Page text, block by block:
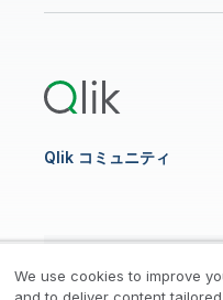
Qlik コミュニティ
We use cookies to improve
and to deliver content tailored